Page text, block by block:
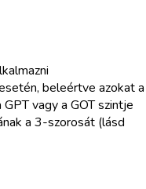
beleértve azokat a
vagy a GOT szintje
a 3-szorosát (lásd